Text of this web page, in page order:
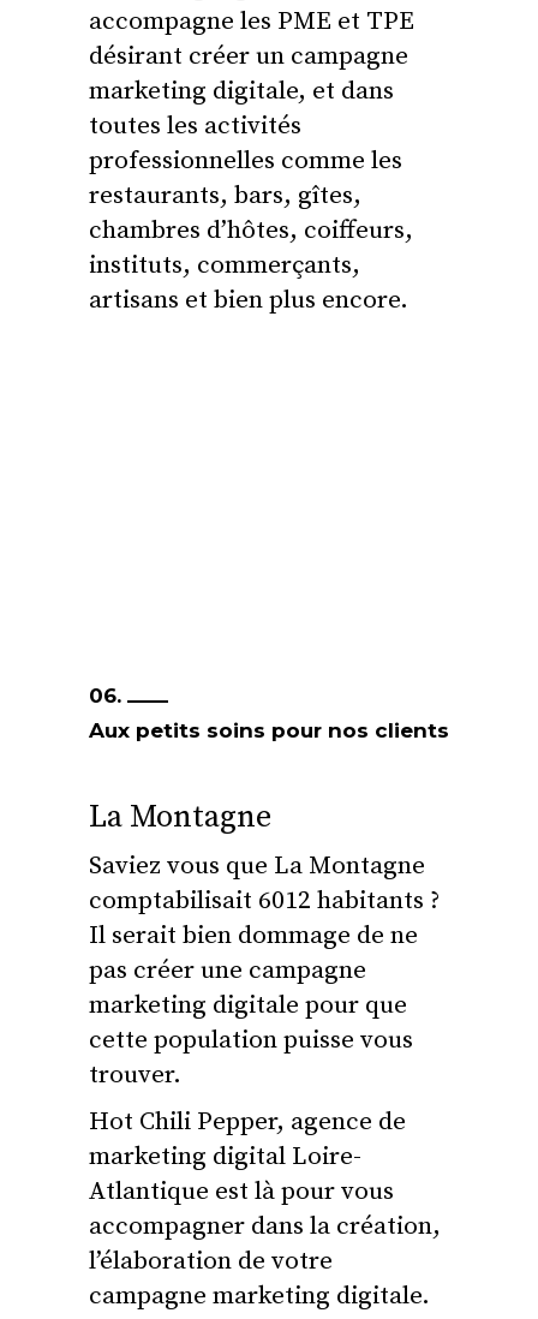
accompagne les PME et TPE
désirant créer un campagne
marketing digitale, et dans
toutes les activités
professionnelles comme les
restaurants, bars, gîtes,
chambres d’hôtes, coiffeurs,
instituts, commerçants,
artisans et bien plus encore.
06.
Aux petits soins pour nos clients
La Montagne
Saviez vous que La Montagne
comptabilisait 6012 habitants ?
Il serait bien dommage de ne
pas créer une campagne
marketing digitale pour que
cette population puisse vous
trouver.
Hot Chili Pepper, agence de
marketing digital Loire-
Atlantique est là pour vous
accompagner dans la création,
l’élaboration de votre
campagne marketing digitale.